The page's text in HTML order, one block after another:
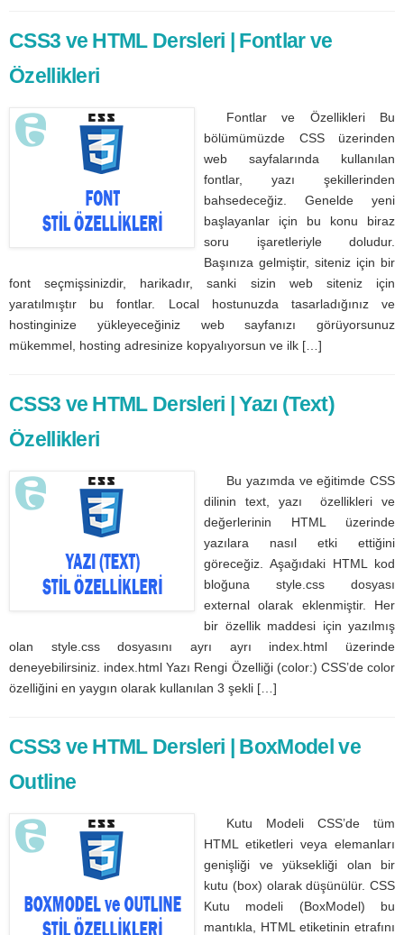
CSS3 ve HTML Dersleri | Fontlar ve
Özellikleri
Fontlar ve Özellikleri Bu
bölümümüzde CSS üzerinden
web sayfalarında kullanılan
fontlar, yazı şekillerinden
bahsedeceğiz. Genelde yeni
başlayanlar için bu konu biraz
soru işaretleriyle doludur.
Başınıza gelmiştir, siteniz için bir
font seçmişsinizdir, harikadır, sanki sizin web siteniz için
yaratılmıştır bu fontlar. Local hostunuzda tasarladığınız ve
hostinginize yükleyeceğiniz web sayfanızı görüyorsunuz
mükemmel, hosting adresinize kopyalıyorsun ve ilk […]
CSS3 ve HTML Dersleri | Yazı (Text)
Özellikleri
Bu yazımda ve eğitimde CSS
dilinin text, yazı özellikleri ve
değerlerinin HTML üzerinde
yazılara nasıl etki ettiğini
göreceğiz. Aşağıdaki HTML kod
bloğuna style.css dosyası
external olarak eklenmiştir. Her
bir özellik maddesi için yazılmış
olan style.css dosyasını ayrı ayrı index.html üzerinde
deneyebilirsiniz. index.html Yazı Rengi Özelliği (color:) CSS’de color
özelliğini en yaygın olarak kullanılan 3 şekli […]
CSS3 ve HTML Dersleri | BoxModel ve
Outline
Kutu Modeli CSS’de tüm
HTML etiketleri veya elemanları
genişliği ve yüksekliği olan bir
kutu (box) olarak düşünülür. CSS
Kutu modeli (BoxModel) bu
mantıkla, HTML etiketinin etrafını